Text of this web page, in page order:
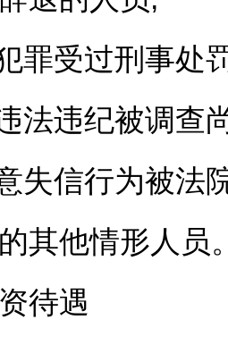
受过刑事处
违纪被调查
信行为被法院
其他情形人员
待遇